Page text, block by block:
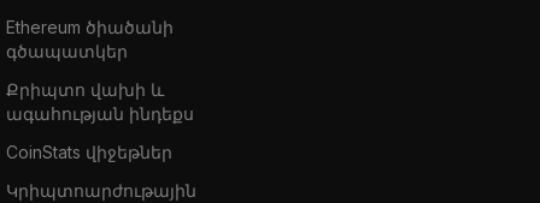
Ethereum ծիածանի
գծապատկեր
Քրիպտո վախի և
ագահության ինդեքս
CoinStats վիջեթներ
Կրիպտոարժութային